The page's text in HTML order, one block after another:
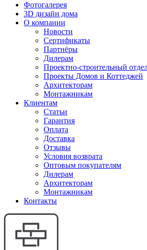
Фотогалерея
3D дизайн дома
О компании
Новости
Сертификаты
Партнёры
Дилерам
Проектно-строительный
Проекты Домов и Коттеджей
Архитекторам
Монтажникам
Клиентам
Статьи
Гарантия
Оплата
Доставка
Отзывы
Условия возврата
Оптовым покупателям
Дилерам
Архитекторам
Монтажникам
Контакты